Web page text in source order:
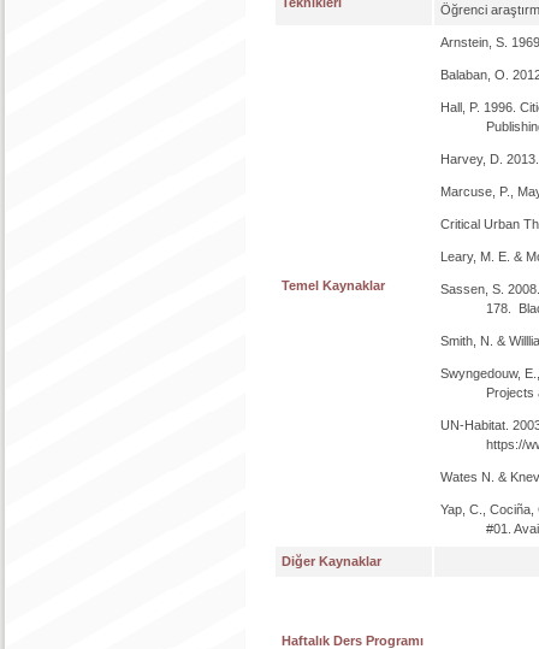
Öğrenci
Temel Kaynaklar
Arnstein, S.
Balaban, O.
Hall, P. 1996.
Harvey, D.
Marcuse, P.,
Critical Urban
Leary, M. E. &
Sassen, S.
178.
Smith, N. &
Swyngedouw,
Projects
UN-Habitat.
https://
Wates N. &
Yap, C.,
#01.
Diğer Kaynaklar
Haftalık Ders Programı